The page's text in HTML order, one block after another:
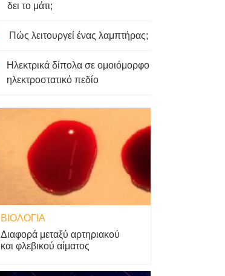
δει το μάτι;
Πώς λειτουργεί ένας λαμπτήρας;
Ηλεκτρικά δίπολα σε ομοιόμορφο
ηλεκτροστατικό πεδίο
ΒΙΟΛΟΓΊΑ
Διαφορά μεταξύ αρτηριακού
και φλεβικού αίματος